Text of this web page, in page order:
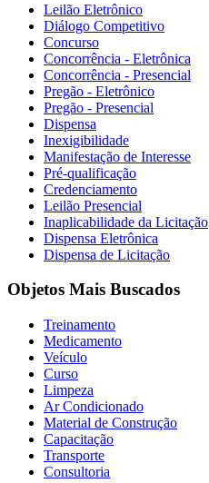
Leilão Eletrônico
Diálogo Competitivo
Concurso
Concorrência - Eletrônica
Concorrência - Presencial
Pregão - Eletrônico
Pregão - Presencial
Dispensa
Inexigibilidade
Manifestação de Interesse
Pré-qualificação
Credenciamento
Leilão Presencial
Inaplicabilidade da Licitação
Dispensa Eletrônica
Dispensa de Licitação
Objetos Mais Buscados
Treinamento
Medicamento
Veículo
Curso
Limpeza
Ar Condicionado
Material de Construção
Capacitação
Transporte
Consultoria